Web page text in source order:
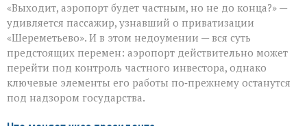
что
уйдёт
частные
руки,
а
что
останется
«Выходит, аэропорт будет частным, но не до конца?» —
удивляется пассажир, узнавший о приватизации
«Шереметьево». И в этом недоумении — вся суть
предстоящих перемен: аэропорт действительно может
перейти под контроль частного инвестора, однако
ключевые элементы его работы по‑прежнему останутся
под надзором государства.